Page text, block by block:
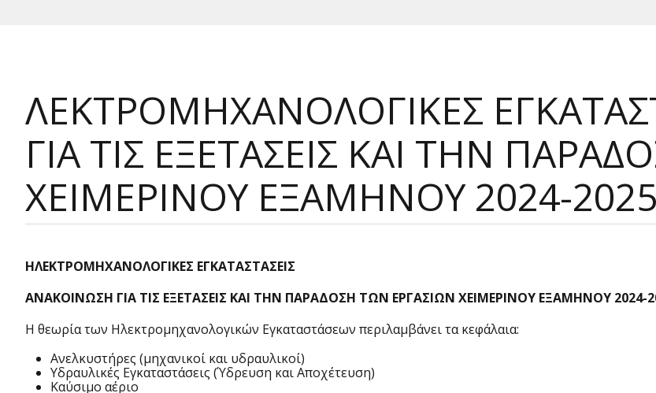
ΛΕΚΤΡΟΜΗΧΑΝΟΛΟΓΙΚΕΣ
ΓΙΑ ΤΙΣ ΕΞΕΤΑΣΕΙΣ ΚΑΙ ΤΗΝ
ΧΕΙΜΕΡΙΝΟΥ ΕΞΑΜΗΝΟΥ 2024-2025
ΗΛΕΚΤΡΟΜΗΧΑΝΟΛΟΓΙΚΕΣ ΕΓΚΑΤΑΣΤΑΣΕΙΣ
ΑΝΑΚΟΙΝΩΣΗ ΓΙΑ ΤΙΣ ΕΞΕΤΑΣΕΙΣ ΚΑΙ ΤΗΝ ΠΑΡΑΔΟΣΗ ΤΩΝ ΕΡΓΑΣΙΩΝ ΧΕΙΜΕΡΙΝΟΥ ΕΞΑΜΗΝΟΥ 2024-
Η θεωρία των Ηλεκτρομηχανολογικών Εγκαταστάσεων περιλαμβάνει τα κεφάλαια:
Ανελκυστήρες (μηχανικοί και υδραυλικοί)
Υδραυλικές Εγκαταστάσεις (Ύδρευση και Αποχέτευση)
Καύσιμο αέριο